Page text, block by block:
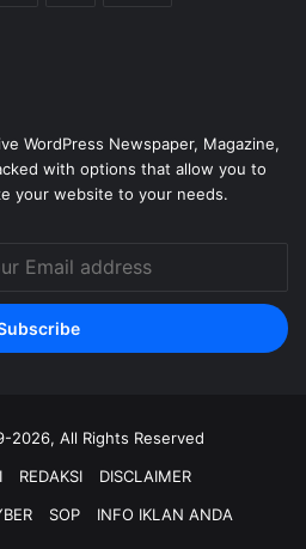
WordPress Newspaper, Magazine,
with options that allow you to
your website to your needs.
2026, All Rights Reserved
REDAKSI
DISCLAIMER
SOP INFO IKLAN ANDA